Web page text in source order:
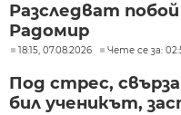
Разследват
Радомир
18:15, 07.08.2026 Чете се за:
Под стрес,
бил ученикът,